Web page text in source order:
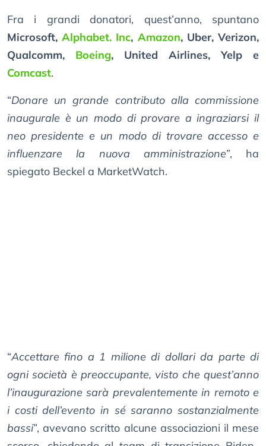
Fra i grandi donatori, quest’anno, spuntano
Microsoft,Alphabet. Inc, Amazon, Uber, Verizon,
Qualcomm, Boeing, United Airlines, Yelp e
Comcast.
“Donare un grande contributo alla commissione
inaugurale è un modo di provare a ingraziarsi il
neo presidente e un modo di trovare accesso e
influenzare la nuova amministrazione”, ha
spiegato Beckel a MarketWatch.
“Accettare fino a 1 milione di dollari da parte di
ogni società è preoccupante, visto che quest’anno
l’inaugurazione sarà prevalentemente in remoto e
i costi dell’evento in sé saranno sostanzialmente
bassi”, avevano scritto alcune associazioni il mese